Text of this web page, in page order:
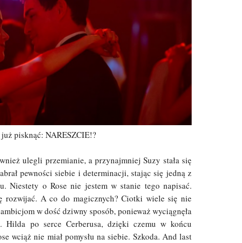
pisknąć: NARESZCIE!?
ulegli przemianie, a przynajmniej Suzy stała się
pewności siebie i determinacji, stając się jedną z
Niestety o Rose nie jestem w stanie tego napisać.
rozwijać. A co do magicznych? Ciotki wiele się nie
w dość dziwny sposób, ponieważ wyciągnęła
Hilda po serce Cerberusa, dzięki czemu w końcu
wciąż nie miał pomysłu na siebie. Szkoda. And last